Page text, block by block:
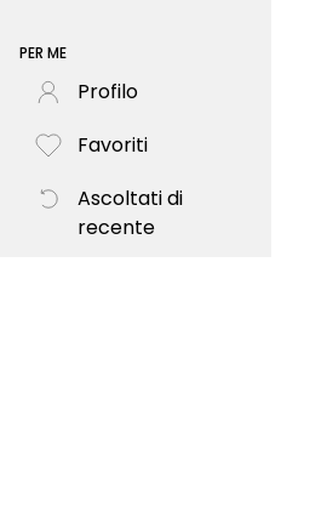
PER ME
Profilo
Favoriti
Ascoltati di
recente